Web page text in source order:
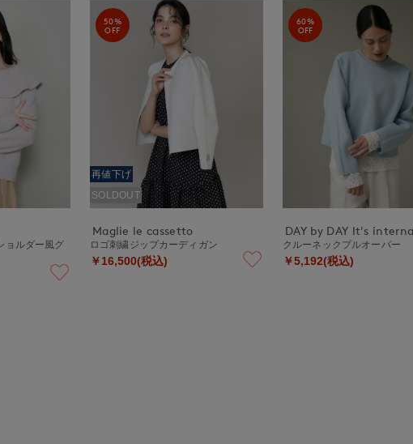
ョルダー風グ
50%
OFF
再値下げ
SOLDOUT
Maglie le cassetto
ロゴ刺繍ジップカーディガン
￥16,500(税込)
60%
OFF
DAY by DAY It's
クルーネックプルオーバー
￥5,192(税込)